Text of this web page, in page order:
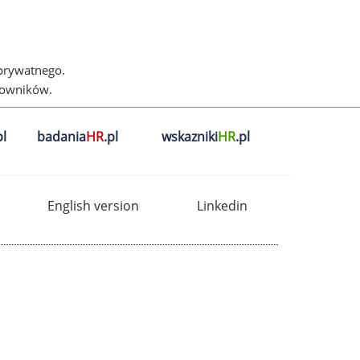
badaniaHR.pl wskaznikiHR.pl
English version Linkedin